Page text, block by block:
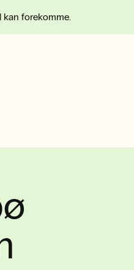
kan forekomme.